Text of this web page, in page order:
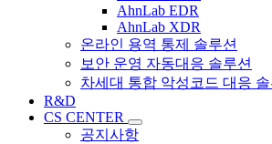
AhnLab EDR
AhnLab XDR
온라인 용역 통제 솔루션
보안 운영 자동대응 솔루션
차세대 통합 악성코드 대응 솔
R&D
CS CENTER
공지사항